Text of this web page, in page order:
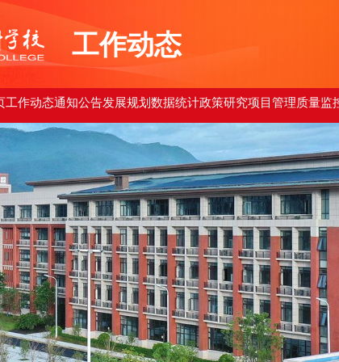
工作动态
工作动态通知公告发展规划数据统计政策研究项目管理质量监